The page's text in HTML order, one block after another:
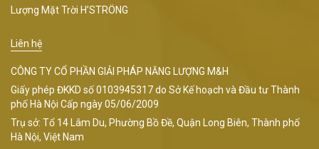
Lượng Mặt Trời H’STRÖNG
Liên hệ
CÔNG TY CỔ PHẦN GIẢI PHÁP NĂNG LƯỢNG M&H
Giấy phép ĐKKD số 0103945317 do Sở Kế hoạch và Đầu tư Thành
phố Hà Nội Cấp ngày 05/06/2009
Trụ sở: Tổ 14 Lâm Du, Phường Bồ Đề, Quận Long Biên, Thành phố
Hà Nội, Việt Nam